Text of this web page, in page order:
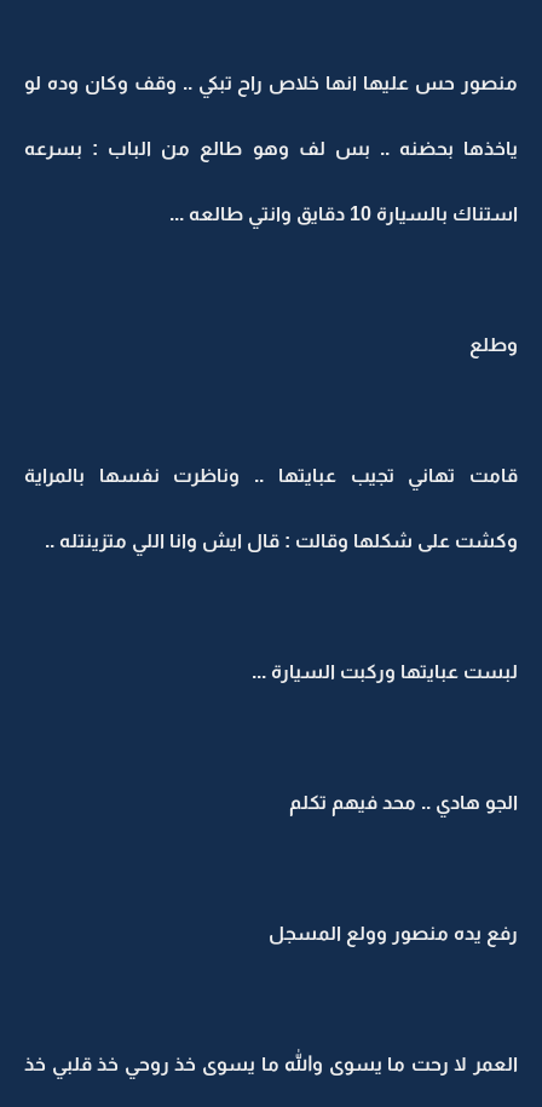
منصور حس عليها انها خلاص راح تبكي .. وقف وكان وده لو
ياخذها بحضنه .. بس لف وهو طالع من الباب : بسرعه
استناك بالسيارة 10 دقايق وانتي طالعه ...
وطلع
قامت تهاني تجيب عبايتها .. وناظرت نفسها بالمراية
وكشت على شكلها وقالت : قال ايش وانا اللي متزينتله ..
لبست عبايتها وركبت السيارة ...
الجو هادي .. محد فيهم تكلم
رفع يده منصور وولع المسجل
العمر لا رحت ما يسوى والله ما يسوى خذ روحي خذ قلبي خذ